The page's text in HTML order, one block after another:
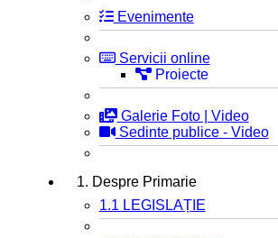
Evenimente
Servicii online
Proiecte
Galerie Foto | Video
Sedinte publice - Video
1. Despre Primarie
1.1 LEGISLAȚIE